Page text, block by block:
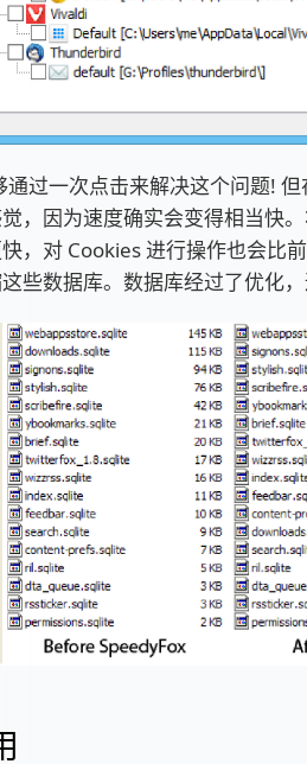
通过一次点击来解决这个问题!
，因为速度确实会变得相当快
，对 Cookies 进行操作也会比
些数据库。数据库经过了优化，